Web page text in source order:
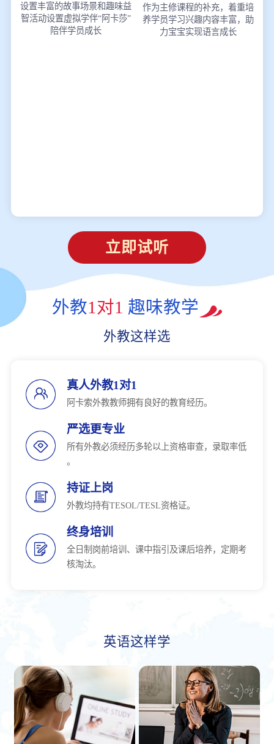
设置丰富的故事场景和趣味益
智活动设置虚拟学伴“阿卡莎”
陪伴学员成长
作为主修课程的补充，着重培
养学员学习兴趣内容丰富，助
力宝宝实现语言成长
立即试听
外教1对1 趣味教学
外教这样选
真人外教1对1
阿卡索外教教师拥有良好的教育经历。
严选更专业
所有外教必须经历多轮以上资格审查，录取率低
。
持证上岗
外教均持有TESOL/TESL资格证。
终身培训
全日制岗前培训、课中指引及课后培养，定期考
核淘汰。
英语这样学